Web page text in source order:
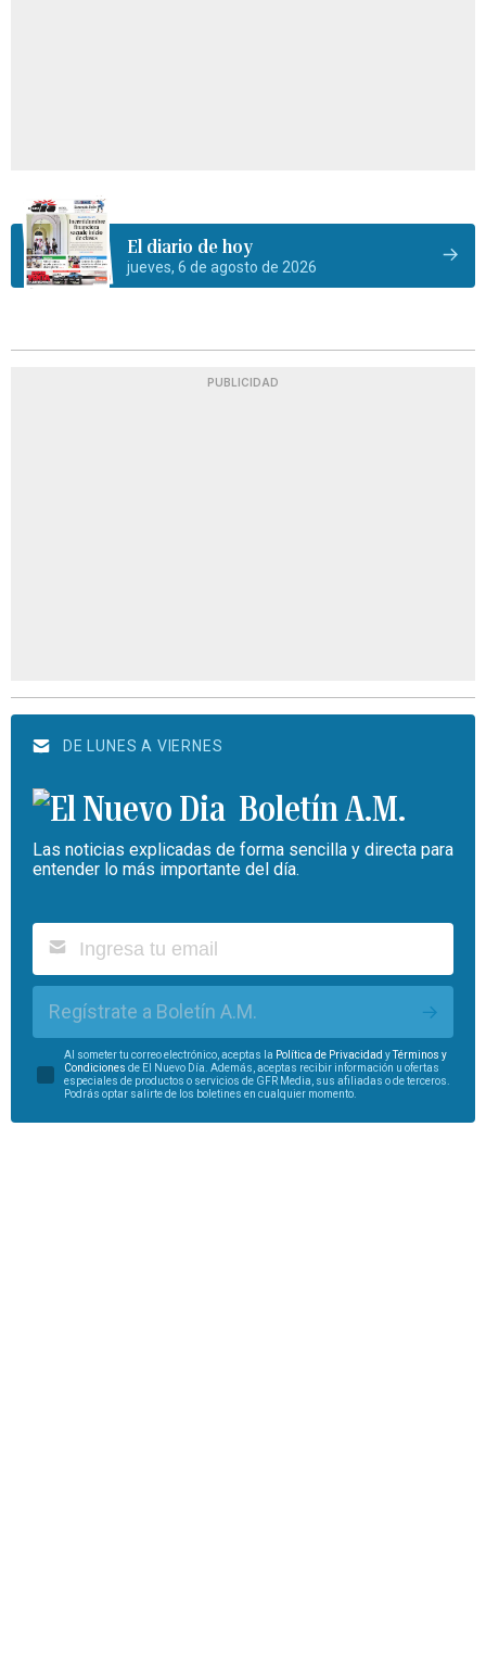
El diario de hoy
jueves, 6 de agosto de 2026
PUBLICIDAD
DE LUNES A VIERNES
Boletín A.M.
Las noticias explicadas de forma sencilla y directa para
entender lo más importante del día.
Regístrate a Boletín A.M.
Al someter tu correo electrónico, aceptas la Política de Privacidad yTérminos y
Condiciones de El Nuevo Día. Además, aceptas recibir información u ofertas
especiales de productos o servicios de GFR Media, sus afiliadas o de terceros.
Podrás optar salirte de los boletines en cualquier momento.